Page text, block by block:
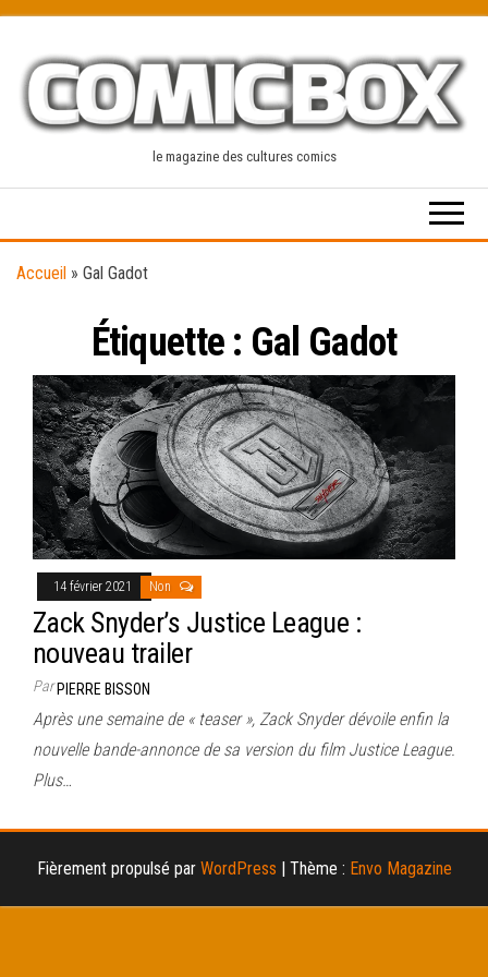
content
le magazine des cultures comics
Accueil » Gal Gadot
Étiquette : Gal Gadot
14 février 2021 Non
Zack Snyder’s Justice League :
nouveau trailer
ParPIERRE BISSON
Après une semaine de « teaser », Zack Snyder dévoile enfin la
nouvelle bande-annonce de sa version du film Justice League.
Plus…
Fièrement propulsé par WordPress | Thème : Envo Magazine